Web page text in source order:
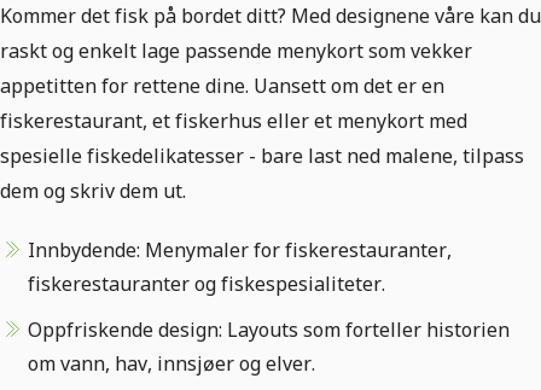
Kommer det fisk på bordet ditt? Med designene våre kan du
raskt og enkelt lage passende menykort som vekker
appetitten for rettene dine. Uansett om det er en
fiskerestaurant, et fiskerhus eller et menykort med
spesielle fiskedelikatesser - bare last ned malene, tilpass
dem og skriv dem ut.
Innbydende: Menymaler for fiskerestauranter,
fiskerestauranter og fiskespesialiteter.
Oppfriskende design: Layouts som forteller historien
om vann, hav, innsjøer og elver.